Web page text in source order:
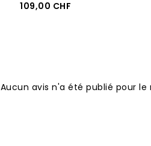
Prix
109,00 CHF
Aucun avis n'a été publié pour le